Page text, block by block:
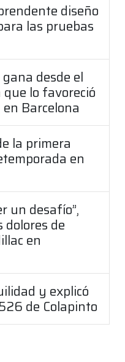
diseño
las pruebas
desde el
lo favoreció
Barcelona
la primera
en
un desafío”,
dolores de
en
y explicó
de Colapinto